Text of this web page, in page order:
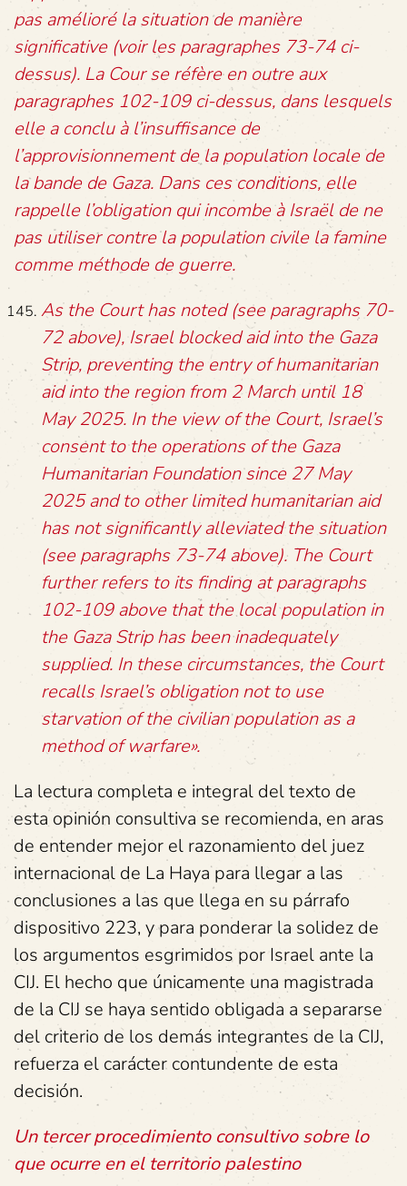
pas amélioré la situation de manière
significative (voir les paragraphes 73-74 ci-
dessus). La Cour se réfère en outre aux
paragraphes 102-109 ci-dessus, dans lesquels
elle a conclu à l’insuffisance de
l’approvisionnement de la population locale de
la bande de Gaza. Dans ces conditions, elle
rappelle l’obligation qui incombe à Israël de ne
pas utiliser contre la population civile la famine
comme méthode de guerre.
As the Court has noted (see paragraphs 70-
72 above), Israel blocked aid into the Gaza
Strip, preventing the entry of humanitarian
aid into the region from 2 March until 18
May 2025. In the view of the Court, Israel’s
consent to the operations of the Gaza
Humanitarian Foundation since 27 May
2025 and to other limited humanitarian aid
has not significantly alleviated the situation
(see paragraphs 73-74 above). The Court
further refers to its finding at paragraphs
102-109 above that the local population in
the Gaza Strip has been inadequately
supplied. In these circumstances, the Court
recalls Israel’s obligation not to use
starvation of the civilian population as a
method of warfare».
La lectura completa e integral del texto de
esta opinión consultiva se recomienda, en aras
de entender mejor el razonamiento del juez
internacional de La Haya para llegar a las
conclusiones a las que llega en su párrafo
dispositivo 223, y para ponderar la solidez de
los argumentos esgrimidos por Israel ante la
CIJ. El hecho que únicamente una magistrada
de la CIJ se haya sentido obligada a separarse
del criterio de los demás integrantes de la CIJ,
refuerza el carácter contundente de esta
decisión.
Un tercer procedimiento consultivo sobre lo
que ocurre en el territorio palestino